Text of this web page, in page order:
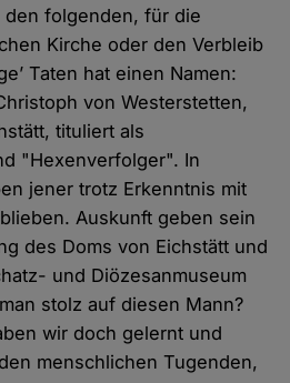
den folgenden, für die
Kirche oder den Verbleib
Taten hat einen Namen:
von Westerstetten,
tituliert als
"Hexenverfolger". In
jener trotz Erkenntnis mit
Auskunft geben sein
des Doms von Eichstätt und
und Diözesanmuseum
stolz auf diesen Mann?
wir doch gelernt und
menschlichen Tugenden,